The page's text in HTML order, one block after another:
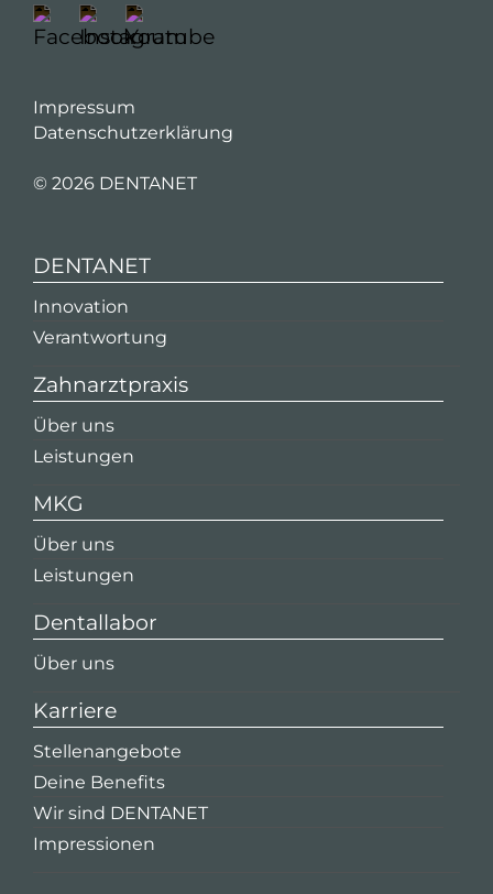
Impressum
Datenschutzerklärung
© 2026 DENTANET
DENTANET
Innovation
Verantwortung
Zahnarztpraxis
Über uns
Leistungen
MKG
Über uns
Leistungen
Dentallabor
Über uns
Karriere
Stellenangebote
Deine Benefits
Wir sind DENTANET
Impressionen